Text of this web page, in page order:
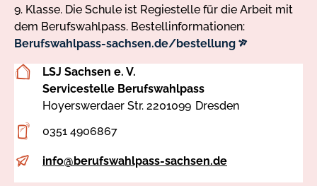
9. Klasse. Die Schule ist Regiestelle für die Arbeit mit
dem Berufswahlpass. Bestellinformationen:
Berufswahlpass-sachsen.de/bestellungexterner
Adresse
LSJ Sachsen e. V.
Servicestelle Berufswahlpass
Hoyerswerdaer Str. 2201099 Dresden
0351 4906867
info@berufswahlpass-sachsen.de